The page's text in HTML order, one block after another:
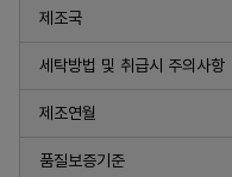
제조국
세탁방법 및 취급시 주의사항
제조연월
품질보증기준